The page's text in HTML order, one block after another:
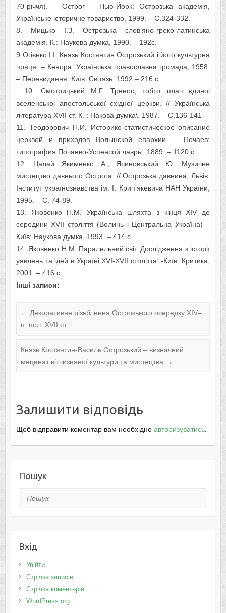
70-річчя). – Острог – Нью-Йорк: Острозька академія,
Українське історичне товариство, 1999. – С.324-332.
8. Мицько І.З. Острозька слов’яно-греко-латинська
академія. К.: Наукова думка, 1990. – 192с.
9 Огієнко І.І. Князь Костянтин Острозький і його культурна
праця. – Кенора: Українська православна громада, 1958.
– Перевидання: Київ: Світязь, 1992 – 216 с.
. 10. Смотрицький М.Г. Тренос, тобто плач єдиноі
вселенськоі апостольської східної церкви. // Українська
література XVII ст. К. : Накова думка\. 1987. – С.136-141
11. Теодорович Н.И. Историко-статистическое описание
церквей и приходов Волынской епархии. – Почаев:
типография Почаево-Успенсой лавры, 1889. – 1120 с.
12. Цалай Якименко А., Ясиновський Ю. Музичне
мистецтво давнього Острога. // Острозька давнина, Львів:
Інститут українознавства ім. І. Крип’якевича НАН України,
1995. – С. 74-89.
13. Яковенко Н.М. Українська шляхта з кінця XIV до
середини XVII століття (Волинь і Центральна Україна) –
Київ: Наукова думка, 1993. – 414 с.
14. Яковенко Н.М. Паралельний світ. Дослідження з історії
уявлень та ідей в Україні XVI-XVII століття. -Київ: Критика,
2001. – 416 с.
Інші записи:
← Декоративне різьблення Острозького осередку XIV–
п. пол. XVIІ ст
Князь Костянтин-Василь Острозький – визначний
меценат вітчизняної культури та мистецтва →
Залишити відповідь
Щоб відправити коментар вам необхідно авторизуватись.
Пошук
Пошук
Вхід
Увійти
Стрічка записів
Стрічка коментарів
WordPress.org